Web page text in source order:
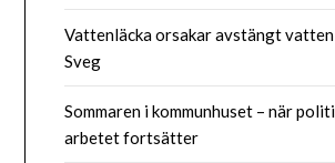
Vattenläcka orsakar avstängt
Sveg
Sommaren i kommunhuset – när
arbetet fortsätter